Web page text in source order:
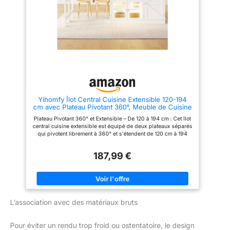
autre tiroir et des compartiments
séparés. Ustensiles, épices et
petits appareils
électroménagers y trouvent leur
place, bien classés et toujours à
portée de main. 【Ferrures
déplacer ou le fixer à votre
guise. 【Mobilité et stabilité
roulettes sont équipées d'un
frein : déplacez facilement l'ilot
et fixez-le fermement une fois
de travail, bar à petit-déjeuner
grande flexibilité à votre
Yihomfy Îlot Central Cuisine Extensible 120-194
cm avec Plateau Pivotant 360°, Meuble de Cuisine
Plateau Pivotant 360° et Extensible – De 120 à 194 cm : Cet îlot
central cuisine extensible est équipé de deux plateaux séparés
qui pivotent librement à 360° et s'étendent de 120 cm à 194
Multi-niveaux – Tiroirs, Étagères Réglables et Snack-Regals :
avec 2 grands tiroirs profonds, des placards à étagères
réglables et des portes double face avec snack-regals
intégrés pour vos verres, épices, bouteilles et vaisselle.
Cet îlot central cuisine est fabriqué avec un corps en MDF
métal. Le plateau effet bois est anti-abrasion et facile à
187,99 €
L’association avec des matériaux bruts
Pour éviter un rendu trop froid ou ostentatoire, le design